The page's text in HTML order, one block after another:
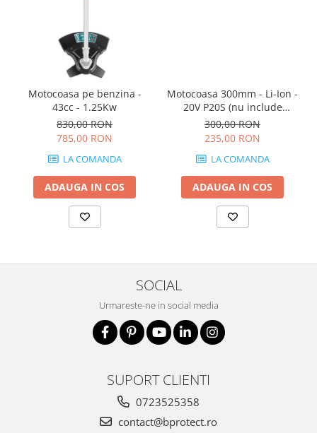
Motocoasa pe benzina -
43cc - 1.25Kw
830,00 RON
785,00 RON
LA COMANDA
ADAUGA IN COS
Motocoasa 300mm - Li-Ion -
20V P20S (nu include
acumulator si incarcator)
NEW
300,00 RON
235,00 RON
LA COMANDA
ADAUGA IN COS
SOCIAL
Urmareste-ne in social media
SUPORT CLIENTI
0723525358
contact@bprotect.ro